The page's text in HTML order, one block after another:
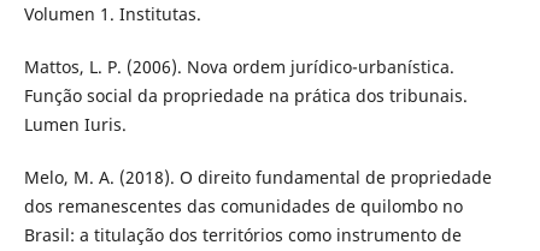
Volumen 1. Institutas.
Mattos, L. P. (2006). Nova ordem jurídico-urbanística.
Função social da propriedade na prática dos tribunais.
Lumen Iuris.
Melo, M. A. (2018). O direito fundamental de propriedade
dos remanescentes das comunidades de quilombo no
Brasil: a titulação dos territórios como instrumento de